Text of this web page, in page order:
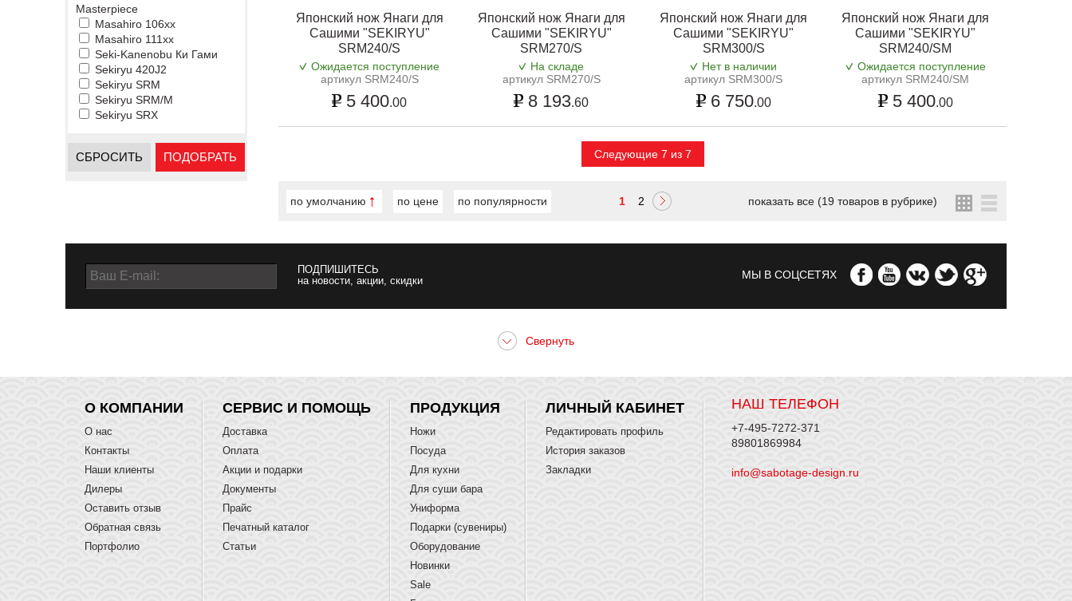
Masterpiece
Masahiro 106xx
Masahiro 111xx
Seki-Kanenobu Ки Гами
Sekiryu 420J2
Sekiryu SRM
Sekiryu SRM/M
Sekiryu SRX
СБРОСИТЬ ПОДОБРАТЬ
Японский нож Янаги для
Сашими "SEKIRYU"
SRM240/S
Ожидается поступление
артикул SRM240/S
5 400.00
Японский нож Янаги для
Сашими "SEKIRYU"
SRM270/S
На складе
артикул SRM270/S
8 193.60
Японский нож Янаги для
Сашими "SEKIRYU"
SRM300/S
Нет в наличии
артикул SRM300/S
6 750.00
Японский нож Янаги для
Сашими "SEKIRYU"
SRM240/SM
Ожидается поступление
артикул SRM240/SM
5 400.00
Следующие 7 из 7
1 2
по умолчанию по цене по популярности показать все (19 товаров в рубрике)
ПОДПИШИТЕСЬ
на новости, акции, скидки
МЫ В СОЦСЕТЯХ
НАШ ТЕЛЕФОН
+7-495-7272-371
89801869984
info@sabotage-design.ru
О КОМПАНИИ
О нас
Контакты
Наши клиенты
Дилеры
Оставить отзыв
Обратная связь
Портфолио
СЕРВИС И ПОМОЩЬ
Доставка
Оплата
Акции и подарки
Документы
Прайс
Печатный каталог
Статьи
ПРОДУКЦИЯ
Ножи
Посуда
Для кухни
Для суши бара
Униформа
Подарки (сувениры)
Оборудование
Новинки
Sale
ЛИЧНЫЙ КАБИНЕТ
Редактировать профиль
История заказов
Закладки